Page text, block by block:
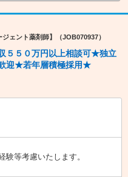
ェント薬剤師】（JOB070937）
５５０万円以上相談可★独立
迎★若年層積極採用★
等考慮いたします。